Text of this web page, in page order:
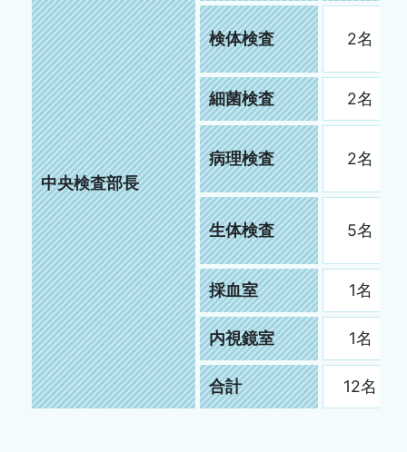
中央検査部長
検体検査 2名
細菌検査 2名
病理検査 2名
生体検査 5名
採血室 1名
内視鏡室 1名
合計 12名